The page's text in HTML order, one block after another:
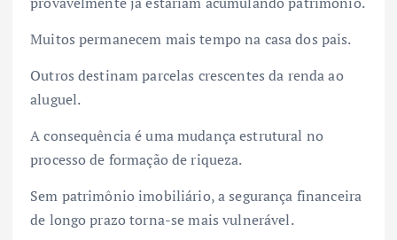
Muitos permanecem mais tempo na casa dos pais.
Outros destinam parcelas crescentes da renda ao
aluguel.
A consequência é uma mudança estrutural no
processo de formação de riqueza.
Sem patrimônio imobiliário, a segurança financeira
de longo prazo torna-se mais vulnerável.